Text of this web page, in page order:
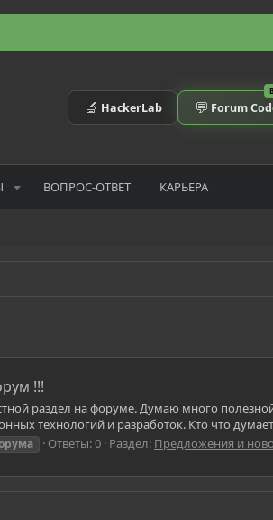
🔬 HackerLab 💬 Forum
ВОПРОС-ОТВЕТ КАРЬЕРА
!!!
раздел на форуме. Думаю много
технологий и разработок. Кто что
Ответы: 0 Раздел: Предложения и